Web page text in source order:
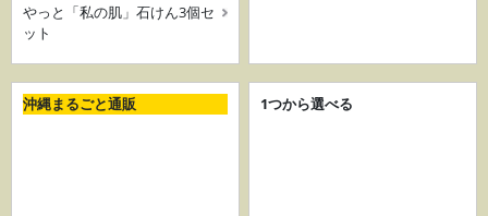
やっと「私の肌」石けん3個セ
ット
沖縄まるごと通販 1つから選べる